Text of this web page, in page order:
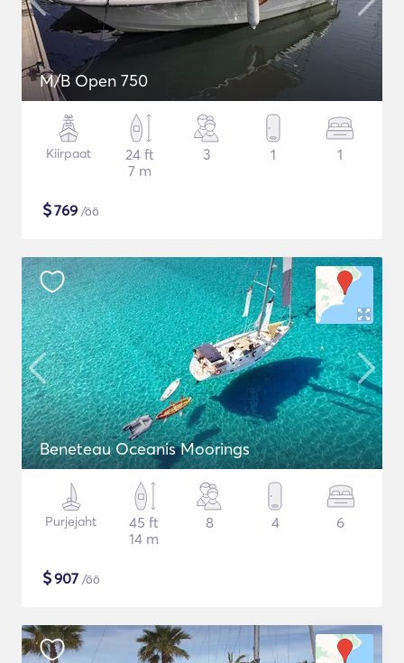
M/B Open 750
Kiirpaat
24 ft
7 m
3 1 1
$769 /öö
Beneteau Oceanis Moorings
Purjejaht
45 ft
14 m
8 4 6
$907 /öö